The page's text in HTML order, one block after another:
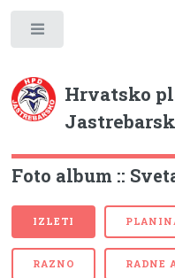
Hrvatsko
Foto album ::
IZLETI
RAZNO RADNE